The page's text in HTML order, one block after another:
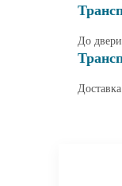
До двери